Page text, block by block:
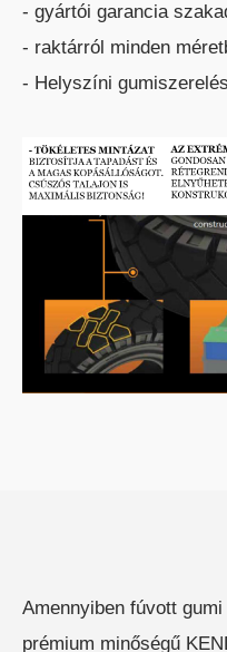
HC
- gyártói garancia
- raktárról minden
- Helyszíni
Amennyiben fúvott
prémium minőségű